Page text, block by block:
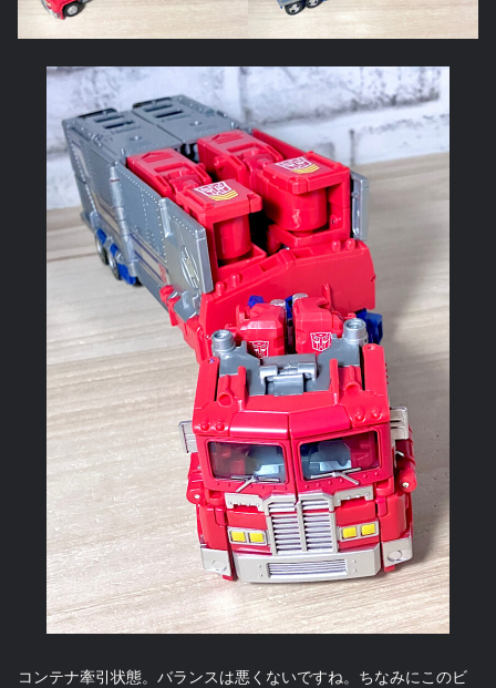
コンテナ牽引状態。バランスは悪くないですね。ちなみにこのビ